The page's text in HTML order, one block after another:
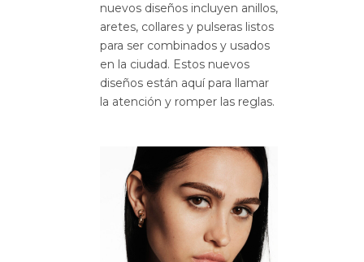
nuevos diseños incluyen anillos,
aretes, collares y pulseras listos
para ser combinados y usados ​​
en la ciudad. Estos nuevos
diseños están aquí para llamar
la atención y romper las reglas.